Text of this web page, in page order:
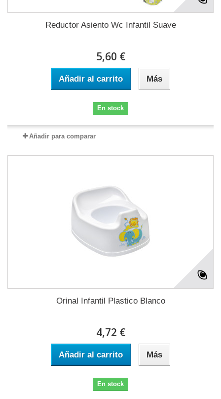
Reductor Asiento Wc Infantil Suave
5,60 €
Añadir al carrito Más
En stock
Añadir para comparar
Orinal Infantil Plastico Blanco
4,72 €
Añadir al carrito Más
En stock